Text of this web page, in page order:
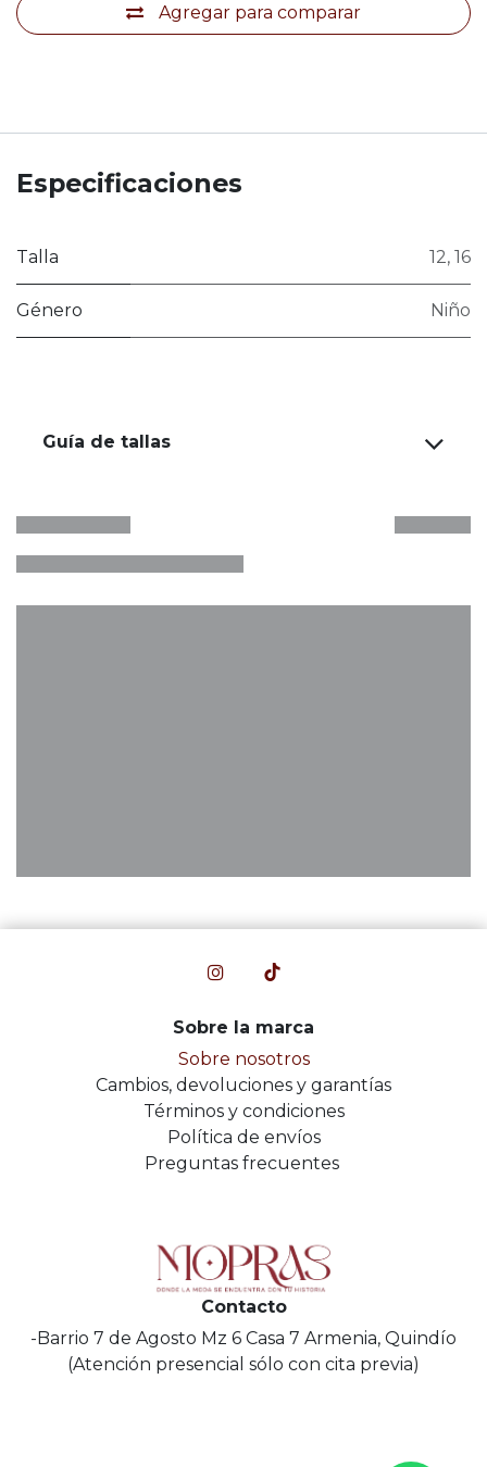
Agregar para comparar
Especificaciones
Talla 12, 16
Género Niño
Guía de tallas
Sobre la marca
Sobre nosotros
Cambios, devoluciones y garantías
Términos y condiciones
Política de envíos
Preguntas frecuentes
Contacto
-Barrio 7 de Agosto Mz 6 Casa 7 Armenia, Quindío
(Atención presencial sólo con cita previa)